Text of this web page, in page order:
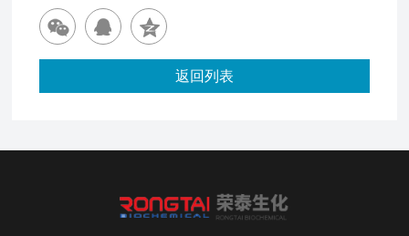
返回列表